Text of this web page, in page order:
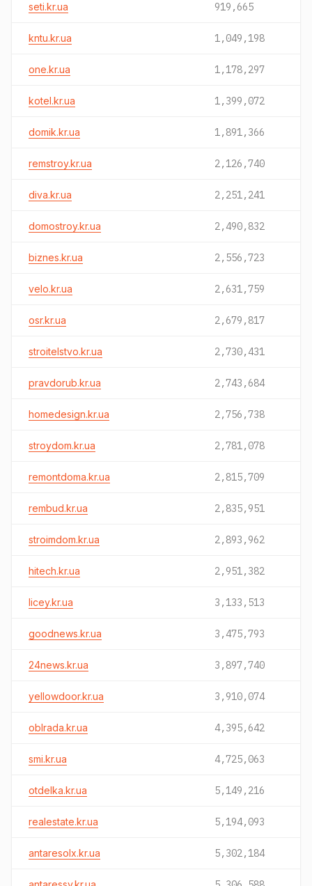
seti.kr.ua 919,665
kntu.kr.ua 1,049,198
one.kr.ua 1,178,297
kotel.kr.ua 1,399,072
domik.kr.ua 1,891,366
remstroy.kr.ua 2,126,740
diva.kr.ua 2,251,241
domostroy.kr.ua 2,490,832
biznes.kr.ua 2,556,723
velo.kr.ua 2,631,759
osr.kr.ua 2,679,817
stroitelstvo.kr.ua 2,730,431
pravdorub.kr.ua 2,743,684
homedesign.kr.ua 2,756,738
stroydom.kr.ua 2,781,078
remontdoma.kr.ua 2,815,709
rembud.kr.ua 2,835,951
stroimdom.kr.ua 2,893,962
hitech.kr.ua 2,951,382
licey.kr.ua 3,133,513
goodnews.kr.ua 3,475,793
24news.kr.ua 3,897,740
yellowdoor.kr.ua 3,910,074
oblrada.kr.ua 4,395,642
smi.kr.ua 4,725,063
otdelka.kr.ua 5,149,216
realestate.kr.ua 5,194,093
antaresolx.kr.ua 5,302,184